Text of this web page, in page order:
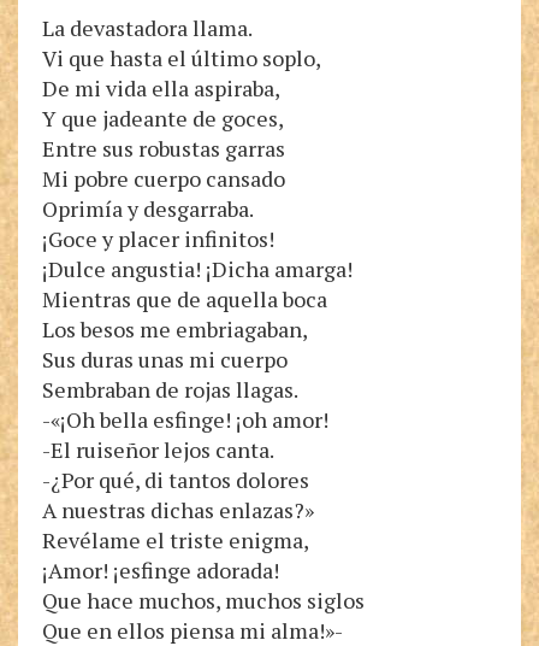
La devastadora llama.
Vi que hasta el último soplo,
De mi vida ella aspiraba,
Y que jadeante de goces,
Entre sus robustas garras
Mi pobre cuerpo cansado
Oprimía y desgarraba.
¡Goce y placer infinitos!
¡Dulce angustia! ¡Dicha amarga!
Mientras que de aquella boca
Los besos me embriagaban,
Sus duras unas mi cuerpo
Sembraban de rojas llagas.
-«¡Oh bella esfinge! ¡oh amor!
-El ruiseñor lejos canta.
-¿Por qué, di tantos dolores
A nuestras dichas enlazas?»
Revélame el triste enigma,
¡Amor! ¡esfinge adorada!
Que hace muchos, muchos siglos
Que en ellos piensa mi alma!»-